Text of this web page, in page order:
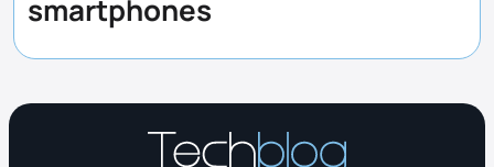
smartphones